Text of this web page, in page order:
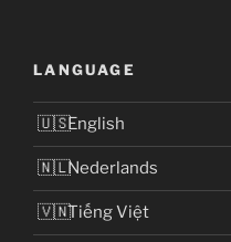
LANGUAGE
English
Nederlands
Tiếng Việt